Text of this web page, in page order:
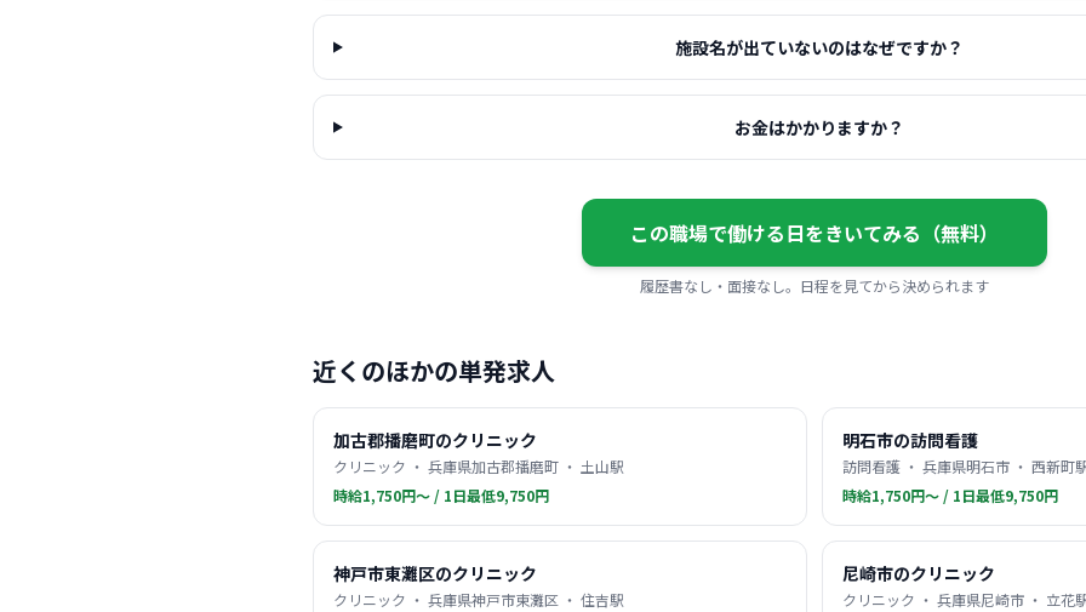
施設名が出ていないのはなぜですか？
お金はかかりますか？
この職場で働ける日をきいてみる（無料）
履歴書なし・面接なし。日程を見てから決められます
近くのほかの単発求人
加古郡播磨町のクリニック
クリニック ・ 兵庫県加古郡播磨町 ・ 土山駅
時給1,750円〜 / 1日最低9,750円
明石市の訪問看護
訪問看護 ・ 兵庫県明石市 ・ 西新町
時給1,750円〜 / 1日最低9,750円
神戸市東灘区のクリニック
クリニック ・ 兵庫県神戸市東灘区 ・ 住吉駅
尼崎市のクリニック
クリニック ・ 兵庫県尼崎市 ・ 立花